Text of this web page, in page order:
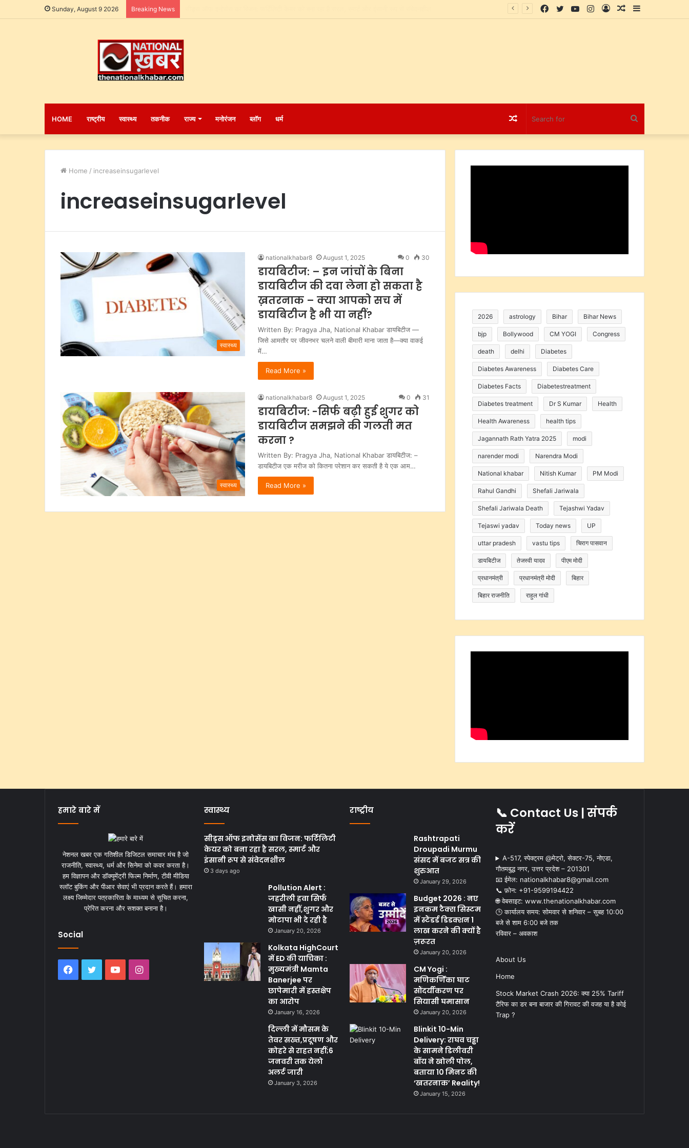
Sunday, August 9 2026 Breaking News Sidebar
Random
Log
Instagram
YouTube
Twitter
Facebook
HOME राष्ट्रीय स्वास्थ्य तकनीक राज्य मनोरंजन ब्लॉग धर्म
for
Random
Article
Home / increaseinsugarlevel
increaseinsugarlevel
स्वास्थ्य
nationalkhabar8 August 1, 2025 0 30
डायबिटीज: – इन जांचों के बिना
डायबिटीज की दवा लेना हो सकता है
ख़तरनाक – क्या आपको सच में
डायबिटीज है भी या नहीं?
Written By: Pragya Jha, National Khabar डायबिटीज —
जिसे आमतौर पर जीवनभर चलने वाली बीमारी माना जाता है—क्या वाकई
में…
Read More »
स्वास्थ्य
nationalkhabar8 August 1, 2025 0 31
डायबिटीज: -सिर्फ बढ़ी हुई शुगर को
डायबिटीज समझने की गलती मत
करना ?
Written By: Pragya Jha, National Khabar डायबिटीज: –
डायबिटीज एक मरीज को कितना परेशान कर सकती है ये एक आम…
Read More »
2026 astrology Bihar Bihar News
bjp Bollywood CM YOGI Congress
death delhi Diabetes
Diabetes Awareness Diabetes Care
Diabetes Facts Diabetestreatment
Diabetes treatment Dr S Kumar Health
Health Awareness health tips
Jagannath Rath Yatra 2025 modi
narender modi Narendra Modi
National khabar Nitish Kumar PM Modi
Rahul Gandhi Shefali Jariwala
Shefali Jariwala Death Tejashwi Yadav
Tejaswi yadav Today news UP
uttar pradesh vastu tips चिराग पासवान
डायबिटीज तेजस्वी यादव पीएम मोदी
प्रधानमंत्री प्रधानमंत्री मोदी बिहार
बिहार राजनीति राहुल गांधी
हमारे बारे में
नेशनल खबर एक गतिशील डिजिटल समाचार मंच है जो
राजनीति, स्वास्थ्य, धर्म और सिनेमा को कवर करता है।
हम विज्ञापन और डॉक्यूमेंट्री फिल्म निर्माण, टीवी मीडिया
स्लॉट बुकिंग और पीआर सेवाएं भी प्रदान करते हैं। हमारा
लक्ष्य जिम्मेदार पत्रकारिता के माध्यम से सूचित करना,
प्रेरित करना और सशक्त बनाना है।
Social
Facebook
TwitterYouTubeInstagram
स्वास्थ्य
सीड्स ऑफ इनोसेंस का विजन: फर्टिलिटी
केयर को बना रहा है सरल, स्मार्ट और
इंसानी रूप से संवेदनशील
3 days ago
Pollution Alert :
जहरीली हवा सिर्फ
खासी नहीं,शुगर और
मोटापा भी दे रही है
January 20, 2026
Kolkata HighCourt
में ED की याचिका :
मुख्यमंत्री Mamta
Banerjee पर
छापेमारी में हस्तक्षेप
का आरोप
January 16, 2026
दिल्ली में मौसम के
तेवर सख्त,प्रदूषण और
कोहरे से राहत नहीं;6
जनवरी तक येलो
अलर्ट जारी
January 3, 2026
राष्ट्रीय
Rashtrapati
Droupadi Murmu
संसद में बजट सत्र की
शुरुआत
January 29, 2026
Budget 2026 : नए
इनकम टैक्स सिस्टम
में स्टैंडर्ड डिडक्शन 1
लाख करने की क्यों है
ज़रूरत
January 20, 2026
CM Yogi :
मणिकर्णिका घाट
सौंदर्यीकरण पर
सियासी घमासान
January 20, 2026
Blinkit 10-Min
Delivery: राघव चड्ढा
के सामने डिलीवरी
बॉय ने खोली पोल,
बताया 10 मिनट की
‘खतरनाक’ Reality!
January 15, 2026
📞 Contact Us | संपर्क
करें
A-517, स्पेक्ट्रम @मेट्रो, सेक्टर-75, नोएडा,
गौतमबुद्ध नगर, उत्तर प्रदेश – 201301
📧 ईमेल: nationalkhabar8@gmail.com
📞 फ़ोन: ‪+91-9599194422‬
🌐 वेबसाइट: www.thenationalkhabar.com
🕒 कार्यालय समय: सोमवार से शनिवार – सुबह 10:00
बजे से शाम 6:00 बजे तक
रविवार – अवकाश
About Us
Home
Stock Market Crash 2026: क्या 25% Tariff
टैरिफ का डर बना बाजार की गिरावट की वजह या है कोई
Trap ?